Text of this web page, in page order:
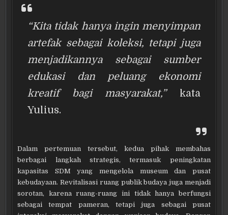
“Kita tidak hanya ingin menyimpan
artefak sebagai koleksi, tetapi juga
menjadikannya sebagai sumber
edukasi dan peluang ekonomi
kreatif bagi masyarakat,”kata
Yulius.
Dalam pertemuan tersebut, kedua pihak membahas
berbagai langkah strategis, termasuk peningkatan
kapasitas SDM yang mengelola museum dan pusat
kebudayaan. Revitalisasi ruang publik budaya juga menjadi
sorotan, karena ruang-ruang ini tidak hanya berfungsi
sebagai tempat pameran, tetapi juga sebagai pusat